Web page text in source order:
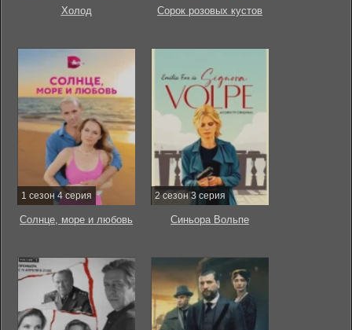
Холод Сорок розовых кустов
1 сезон 4 серия
Солнце, море и любовь
2 сезон 3 серия
Синьора Вольпе